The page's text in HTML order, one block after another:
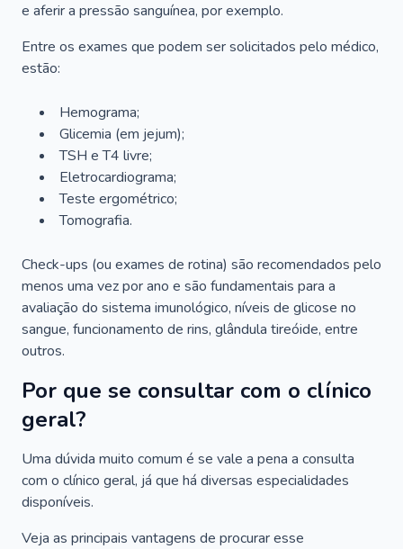
e aferir a pressão sanguínea, por exemplo.
Entre os exames que podem ser solicitados pelo médico,
estão:
Hemograma;
Glicemia (em jejum);
TSH e T4 livre;
Eletrocardiograma;
Teste ergométrico;
Tomografia.
Check-ups (ou exames de rotina) são recomendados pelo
menos uma vez por ano e são fundamentais para a
avaliação do sistema imunológico, níveis de glicose no
sangue, funcionamento de rins, glândula tireóide, entre
outros.
Por que se consultar com o clínico
geral?
Uma dúvida muito comum é se vale a pena a consulta
com o clínico geral, já que há diversas especialidades
disponíveis.
Veja as principais vantagens de procurar esse